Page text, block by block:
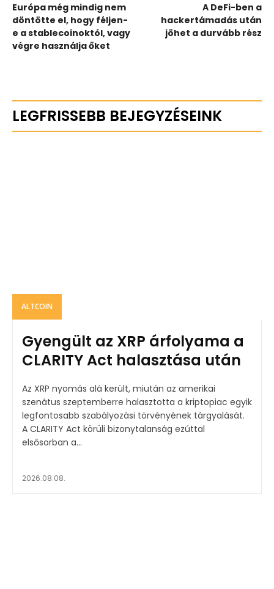
Európa még mindig nem
döntötte el, hogy féljen-
e a stablecoinoktól, vagy
végre használja őket
A DeFi-ben a
hackertámadás után
jöhet a durvább rész
LEGFRISSEBB BEJEGYZÉSEINK
ALTCOIN
Gyengült az XRP árfolyama a
CLARITY Act halasztása után
Az XRP nyomás alá került, miután az amerikai
szenátus szeptemberre halasztotta a kriptopiac egyik
legfontosabb szabályozási törvényének tárgyalását.
A CLARITY Act körüli bizonytalanság ezúttal
elsősorban a...
2026.08.08.